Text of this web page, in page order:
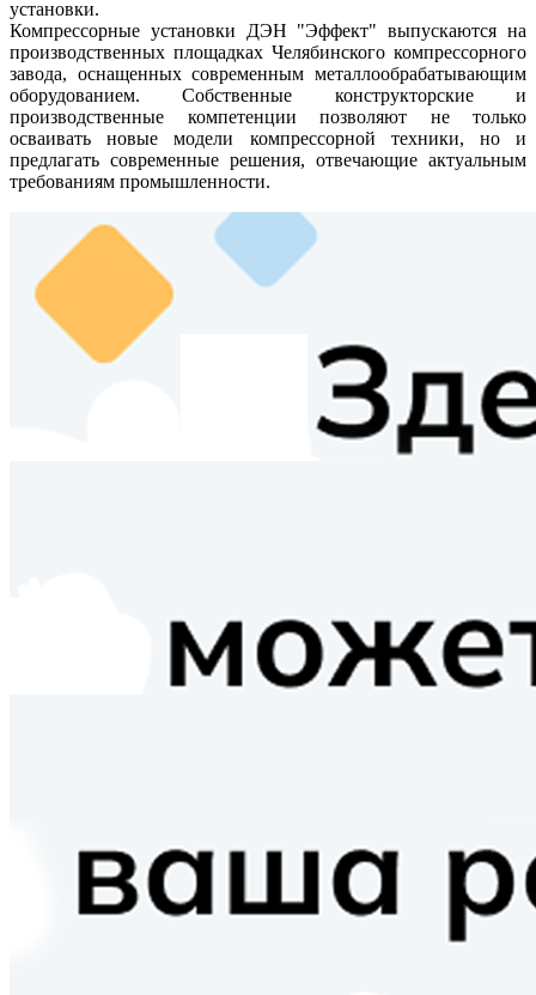
установки.
Компрессорные установки ДЭН "Эффект" выпускаются на
производственных площадках Челябинского компрессорного
завода, оснащенных современным металлообрабатывающим
оборудованием. Собственные конструкторские и
производственные компетенции позволяют не только
осваивать новые модели компрессорной техники, но и
предлагать современные решения, отвечающие актуальным
требованиям промышленности.